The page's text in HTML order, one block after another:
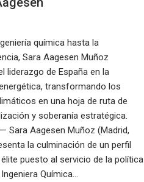
química hasta la
Sara Aagesen Muñoz
liderazgo de España en la
transformando los
en una hoja de ruta de
y soberanía estratégica.
Sara Aagesen Muñoz (Madrid,
la culminación de un perfil
puesto al servicio de la política
Química…